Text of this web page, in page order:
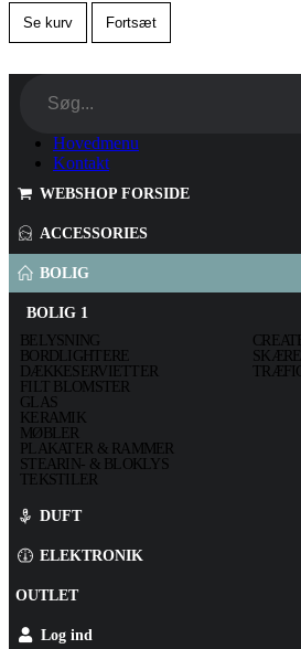
Se kurv Fortsæt
Hovedmenu
Kontakt
WEBSHOP FORSIDE
ACCESSORIES
BOLIG
BOLIG 1
BELYSNING
BORDLIGHTERE
DÆKKESERVIETTER
FILT BLOMSTER
GLAS
KERAMIK
MØBLER
PLAKATER & RAMMER
STEARIN- & BLOKLYS
TEKSTILER
DUFT
ELEKTRONIK
OUTLET
Log ind